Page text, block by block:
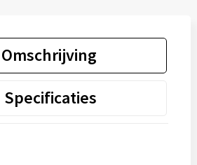
Omschrijving
Specificaties